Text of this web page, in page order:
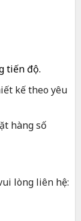
tiến độ.
kế theo yêu
hàng số
lòng liên hệ: